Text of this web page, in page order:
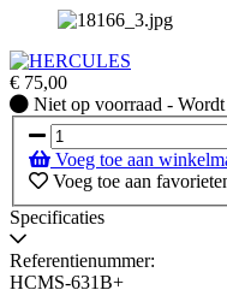
€ 75,00
Niet
op
voorraad
-
Wordt
verzonden
beschikbaar
Niet op voorraad -
Voeg toe aan
Voeg toe aan
Specificaties
Referentienummer:
HCMS-631B+